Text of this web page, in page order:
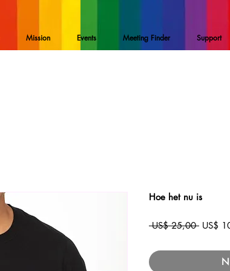
Mission Events Meeting Finder Support
Hoe het nu is
US$ 25,00 US$